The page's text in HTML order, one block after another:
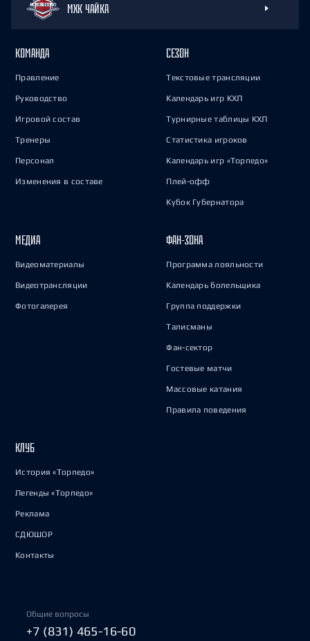
МХК ЧАЙКА
КОМАНДА
Правление
Руководство
Игровой состав
Тренеры
Персонал
Изменения в составе
СЕЗОН
Текстовые трансляции
Календарь игр КХЛ
Турнирные таблицы КХЛ
Статистика игроков
Календарь игр «Торпедо»
Плей-офф
Кубок Губернатора
МЕДИА
Видеоматериалы
Видеотрансляции
Фотогалерея
ФАН-ЗОНА
Программа лояльности
Календарь болельщика
Группа поддержки
Талисманы
Фан-сектор
Гостевые матчи
Массовые катания
Правила поведения
КЛУБ
История «Торпедо»
Легенды «Торпедо»
Реклама
СДЮШОР
Контакты
Общие вопросы
+7 (831) 465-16-60